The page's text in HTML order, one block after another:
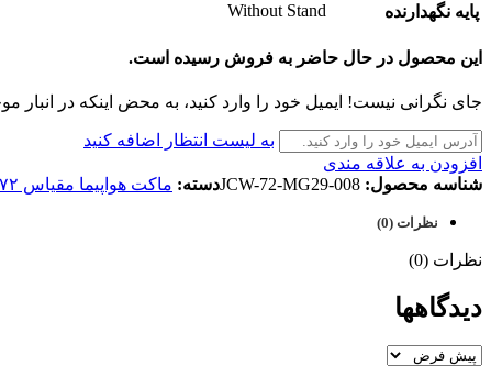
پایه نگهدارنده Without Stand
این محصول در حال حاضر به فروش رسیده است.
جای نگرانی نیست! ایمیل خود را وارد کنید، به محض اینکه در انبار
به لیست انتظار اضافه کنید
افزودن به علاقه مندی
شناسه محصول: JCW-72-MG29-008دسته: ماکت هواپیما مقیاس ۱:۷۲
نظرات (0)
نظرات (0)
دیدگاهها